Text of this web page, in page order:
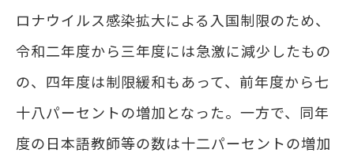
ロナウイルス感染拡大による入国制限のため、
令和二年度から三年度には急激に減少したもの
の、四年度は制限緩和もあって、前年度から七
十八パーセントの増加となった。一方で、同年
度の日本語教師等の数は十二パーセントの増加